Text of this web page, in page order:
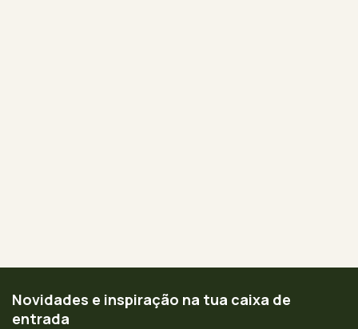
Novidades e inspiração na tua caixa de
entrada